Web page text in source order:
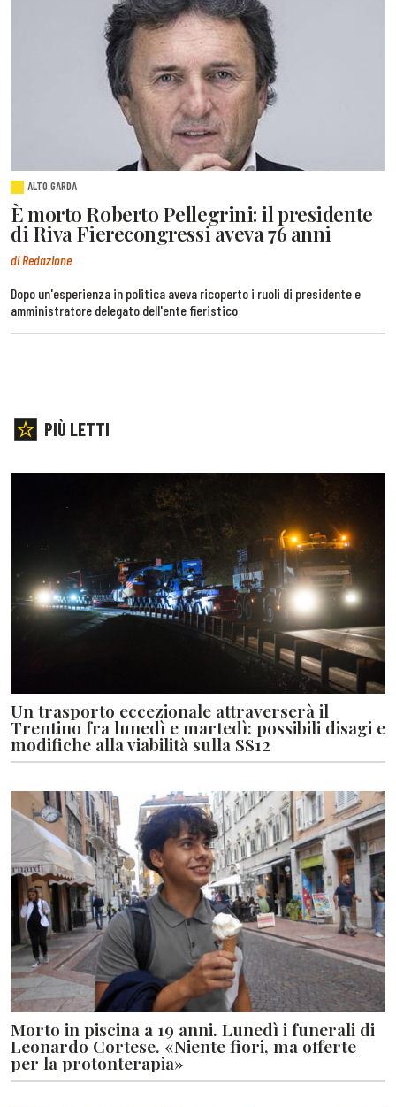
ALTO GARDA
È morto Roberto Pellegrini: il presidente
di Riva Fierecongressi aveva 76 anni
di Redazione
Dopo un'esperienza in politica aveva ricoperto i ruoli di presidente e
amministratore delegato dell'ente fieristico
PIÙ LETTI
Un trasporto eccezionale attraverserà il
Trentino fra lunedì e martedì: possibili disagi e
modifiche alla viabilità sulla SS12
Morto in piscina a 19 anni. Lunedì i funerali di
Leonardo Cortese. «Niente fiori, ma offerte
per la protonterapia»